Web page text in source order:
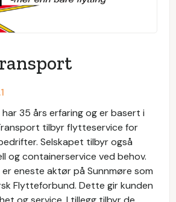
35 års erfaring og er basert i
tilbyr flytteservice for
Selskapet tilbyr også
og containerservice ved behov.
eneste aktør på Sunnmøre som
Flytteforbund. Dette gir kunden